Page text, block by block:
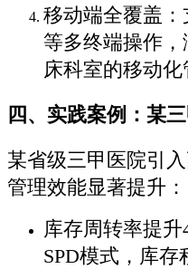
移动端全覆盖
等多终端操作
床科室的移动化
四、实践案例：某
某省级三甲医院引
管理效能显著提升：
库存周转率提
SPD模式，库存